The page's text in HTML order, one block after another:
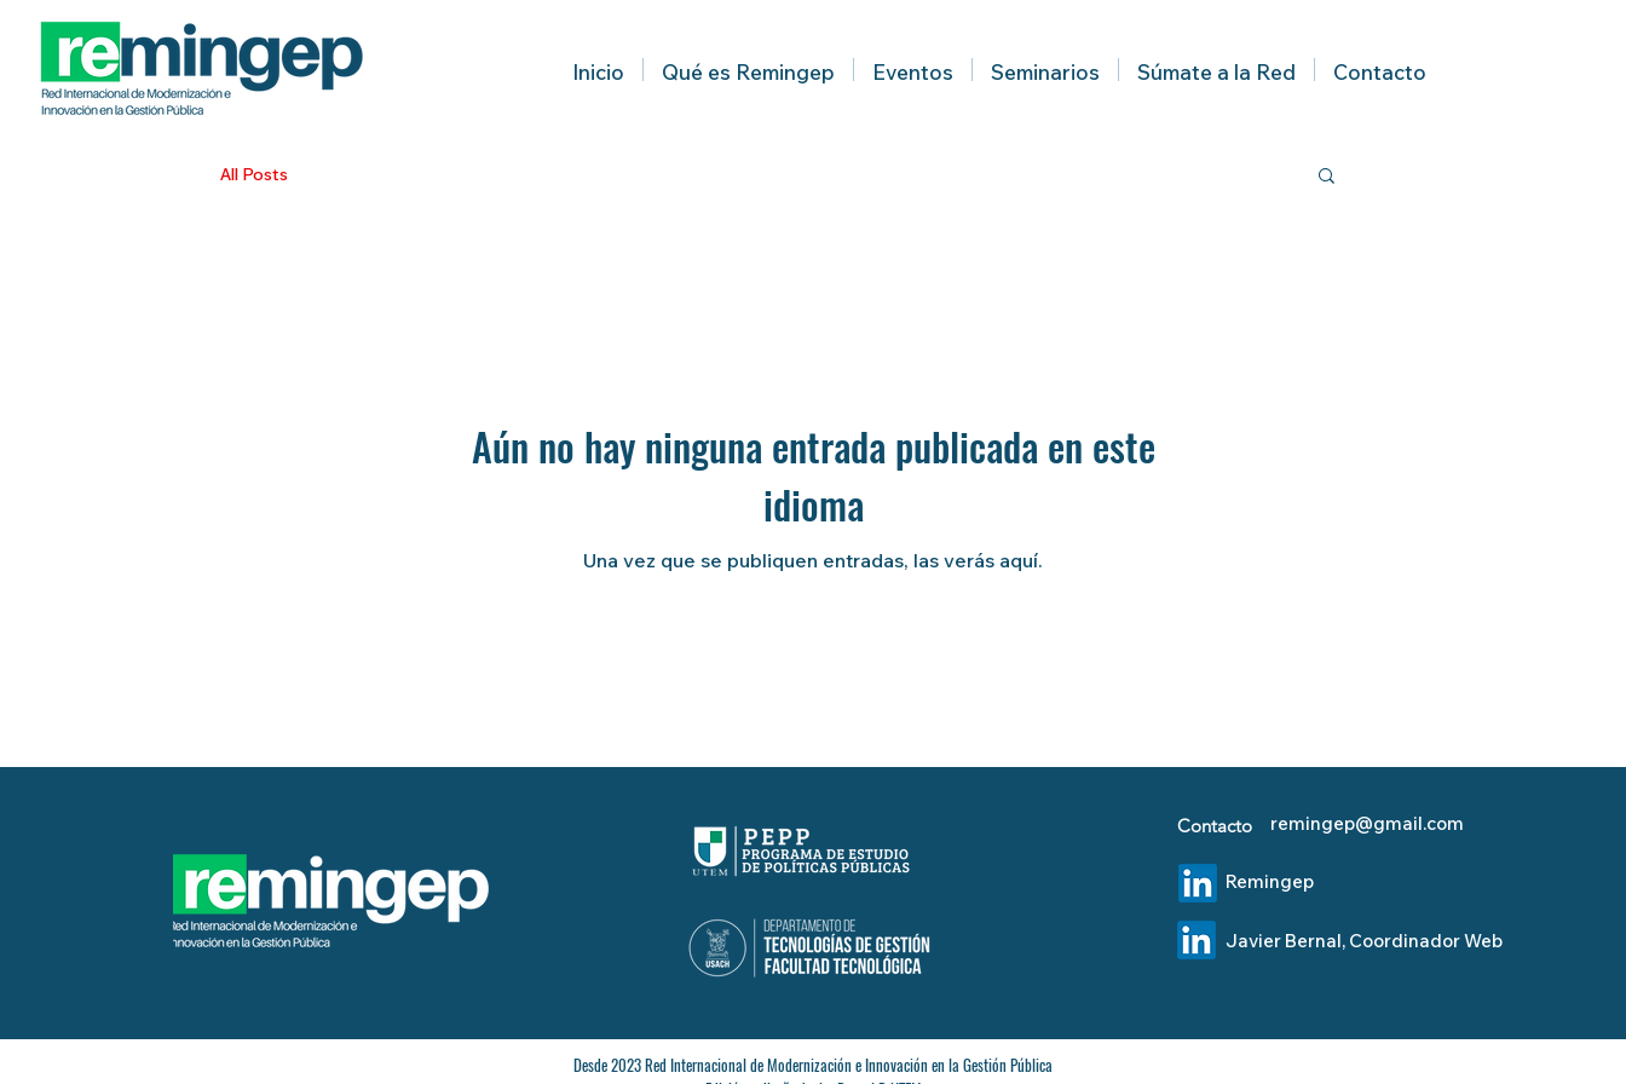
Inicio Qué es Remingep Eventos Seminarios Súmate a la Red Contacto
All Posts
Aún no hay ninguna entrada publicada en este
idioma
Una vez que se publiquen entradas, las verás aquí.
Contacto remingep@gmail.com
Remingep
Javier Bernal, Coordinador Web
Desde 2023 Red Internacional de Modernización e Innovación en la Gestión Pública